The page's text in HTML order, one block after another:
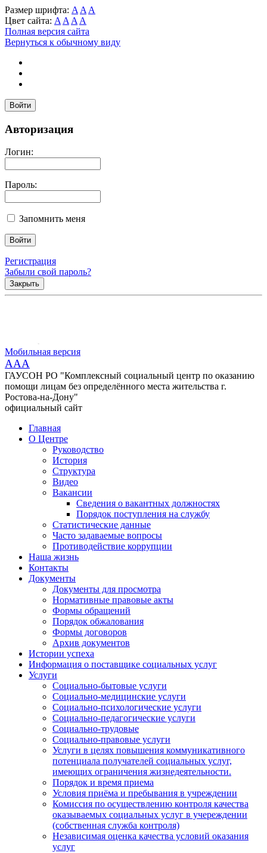
Размер шрифта: A A A
Цвет сайта: A A A A
Полная версия сайта
Вернуться к обычному виду
Войти
Авторизация
Логин:
Пароль:
Запомнить меня
Регистрация
Забыли свой пароль?
Закрыть
Мобильная версия
AAA
ГАУСОН РО "Комплексный социальный центр по оказанию
помощи лицам без определённого места жительства г.
Ростова-на-Дону"
официальный сайт
Главная
О Центре
Руководство
История
Структура
Видео
Вакансии
Сведения о вакантных должностях
Порядок поступления на службу
Статистические данные
Часто задаваемые вопросы
Противодействие коррупции
Наша жизнь
Контакты
Документы
Документы для просмотра
Нормативные правовые акты
Формы обращений
Порядок обжалования
Формы договоров
Архив документов
Истории успеха
Информация о поставщике социальных услуг
Услуги
Социально-бытовые услуги
Социально-медицинские услуги
Социально-психологические услуги
Социально-педагогические услуги
Социально-трудовые
Социально-правовые услуги
Услуги в целях повышения коммуникативного
потенциала получателей социальных услуг,
имеющих ограничения жизнедеятельности.
Порядок и время приема
Условия приёма и пребывания в учреждении
Комиссия по осуществлению контроля качества
оказываемых социальных услуг в учереждении
(собственная служба контроля)
Независимая оценка качества условий оказания
услуг